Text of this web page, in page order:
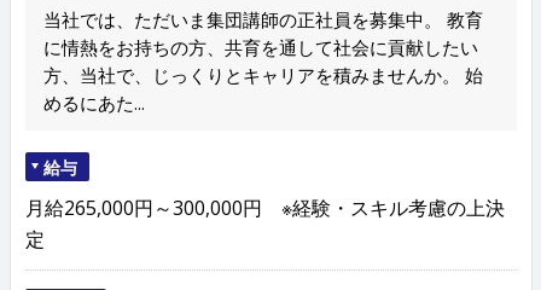
当社では、ただいま集団講師の正社員を募集中。 教育
に情熱をお持ちの方、共育を通して社会に貢献したい
方、当社で、じっくりとキャリアを積みませんか。 始
めるにあた...
給与
月給265,000円～300,000円 ※経験・スキル考慮の上決
定